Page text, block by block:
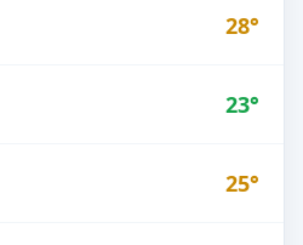
28°
23°
25°